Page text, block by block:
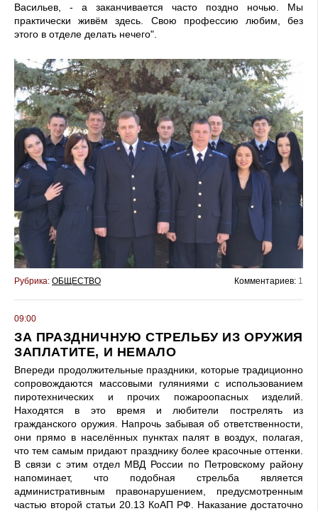
Васильев, - а заканчивается часто поздно ночью. Мы
практически живём здесь. Свою профессию любим, без
этого в отделе делать нечего".
Рубрика: ОБЩЕСТВО Комментариев: 1
09:00
ЗА ПРАЗДНИЧНУЮ СТРЕЛЬБУ ИЗ ОРУЖИЯ
ЗАПЛАТИТЕ, И НЕМАЛО
Впереди продолжительные праздники, которые традиционно
сопровождаются массовыми гуляниями с использованием
пиротехнических и прочих пожароопасных изделий.
Находятся в это время и любители пострелять из
гражданского оружия. Напрочь забывая об ответственности,
они прямо в населённых пунктах палят в воздух, полагая,
что тем самым придают празднику более красочные оттенки.
В связи с этим отдел МВД России по Петровскому району
напоминает, что подобная стрельба является
административным правонарушением, предусмотренным
частью второй статьи 20.13 КоАП РФ. Наказание достаточно